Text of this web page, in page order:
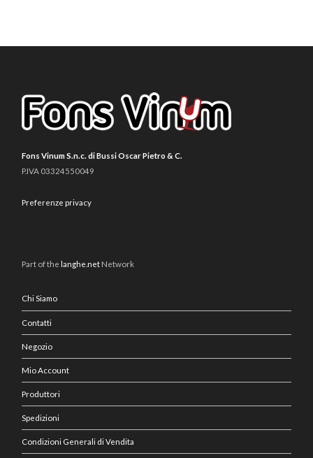
Fons Vinum S.n.c. di Bussi Oscar Pietro & C.
P.IVA 03324550049
Preferenze privacy
Part of thelanghe.net Network
Chi Siamo
Contatti
Negozio
Mio Account
Produttori
Spedizioni
Condizioni Generali di Vendita